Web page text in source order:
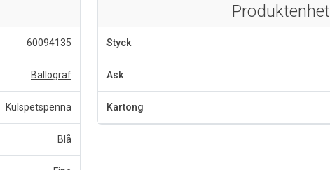
60094135
Ballograf
Kulspetspenna
Blå
Styck
Ask
Kartong